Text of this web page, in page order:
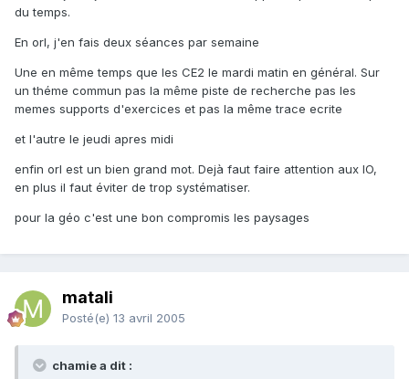
du temps.
En orl, j'en fais deux séances par semaine
Une en même temps que les CE2 le mardi matin en général. Sur
un théme commun pas la même piste de recherche pas les
memes supports d'exercices et pas la même trace ecrite
et l'autre le jeudi apres midi
enfin orl est un bien grand mot. Dejà faut faire attention aux IO,
en plus il faut éviter de trop systématiser.
pour la géo c'est une bon compromis les paysages
matali
Posté(e) 13 avril 2005
chamie a dit :